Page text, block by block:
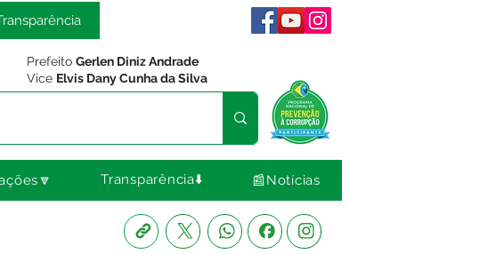
Prefeito Gerlen Diniz Andrade
Vice Elvis Dany Cunha da Silva
Transparência⬇️ 📰Notícias